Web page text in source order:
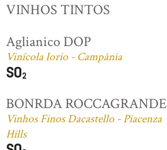
VINHOS TINTOS
Aglianico DOP
Vinícola Iorio - Campânia
BONRDA ROCCAGRANDE
Vinhos Finos Dacastello - Piacenza
Hills